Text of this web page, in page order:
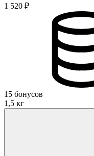
1 520 ₽
15 бонусов
1,5 кг